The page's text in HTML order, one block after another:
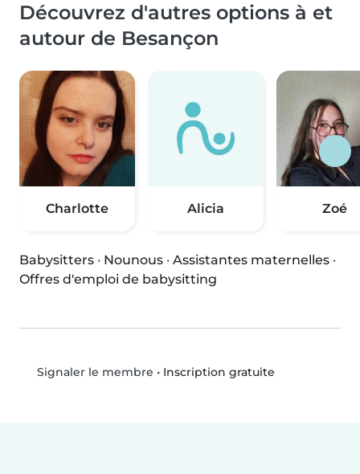
Découvrez d'autres options à et
autour de Besançon
Charlotte Alicia Zoé
Babysitters · Nounous · Assistantes maternelles ·
Offres d'emploi de babysitting
Signaler le membre • Inscription gratuite